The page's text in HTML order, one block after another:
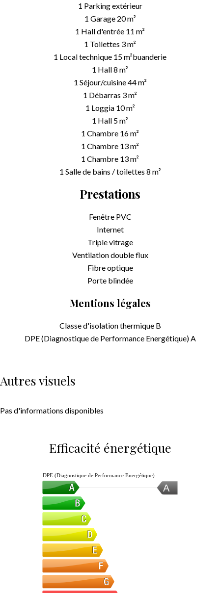
1 Parking extérieur
1 Garage 20 m²
1 Hall d'entrée 11 m²
1 Toilettes 3 m²
1 Local technique 15 m²buanderie
1 Hall8 m²
1 Séjour/cuisine44 m²
1 Débarras 3 m²
1 Loggia 10 m²
1 Hall 5 m²
1 Chambre 16 m²
1 Chambre 13 m²
1 Chambre 13 m²
1 Salle de bains / toilettes 8 m²
Prestations
Fenêtre PVC
Internet
Triple vitrage
Ventilation double flux
Fibre optique
Porte blindée
Mentions légales
Classe d'isolation thermique B
DPE (Diagnostique de Performance Energétique)A
Autres visuels
Pas d'informations disponibles
Efficacité énergétique
A
DPE (Diagnostique de Performance Energétique)